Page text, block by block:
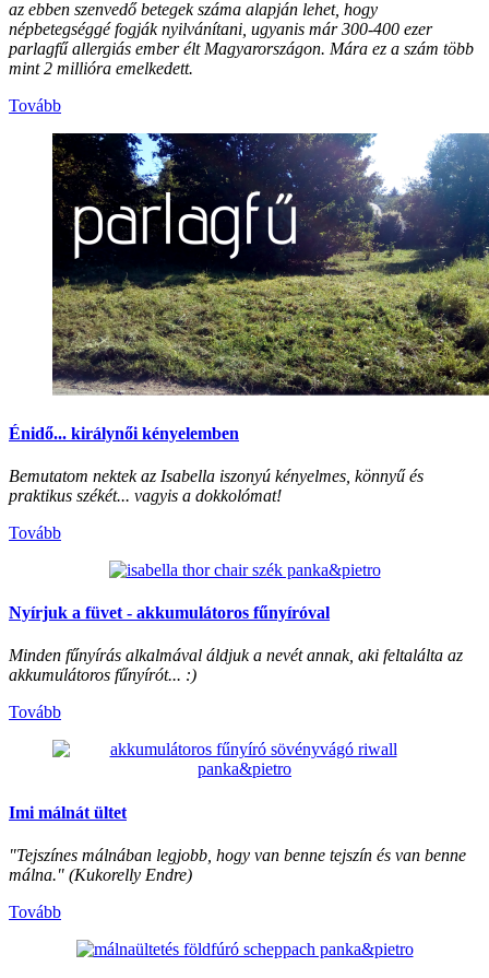
az ebben szenvedő betegek száma alapján lehet, hogy
népbetegséggé fogják nyilvánítani, ugyanis már 300-400 ezer
parlagfű allergiás ember élt Magyarországon. Mára ez a szám több
mint 2 millióra emelkedett.
Tovább
Énidő... királynői kényelemben
Bemutatom nektek az Isabella iszonyú kényelmes, könnyű és
praktikus székét... vagyis a dokkolómat!
Tovább
Nyírjuk a füvet - akkumulátoros fűnyíróval
Minden fűnyírás alkalmával áldjuk a nevét annak, aki feltalálta az
akkumulátoros fűnyírót... :)
Tovább
Imi málnát ültet
"Tejszínes málnában legjobb, hogy van benne tejszín és van benne
málna." (Kukorelly Endre)
Tovább